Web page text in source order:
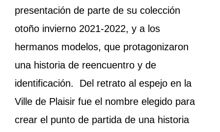
presentación de parte de su colección
otoño invierno 2021-2022, y a los
hermanos modelos, que protagonizaron
una historia de reencuentro y de
identificación. Del retrato al espejo en la
Ville de Plaisir fue el nombre elegido para
crear el punto de partida de una historia